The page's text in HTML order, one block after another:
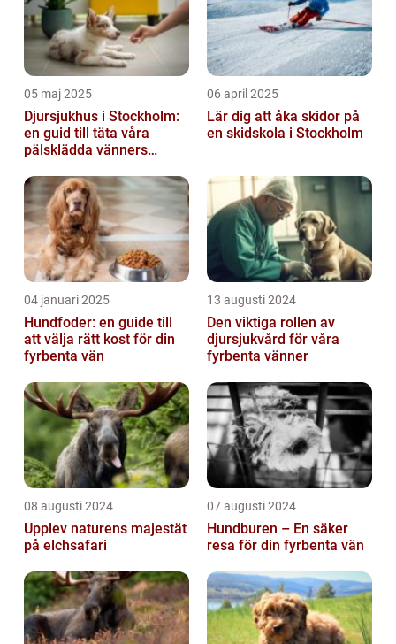
05 maj 2025
Djursjukhus i Stockholm:
en guid till täta våra
pälsklädda vänners
06 april 2025
Lär dig att åka skidor på
en skidskola i Stockholm
04 januari 2025
Hundfoder: en guide till
att välja rätt kost för din
fyrbenta vän
13 augusti 2024
Den viktiga rollen av
djursjukvård för våra
fyrbenta vänner
08 augusti 2024
Upplev naturens majestät
på elchsafari
07 augusti 2024
Hundburen – En säker
resa för din fyrbenta vän